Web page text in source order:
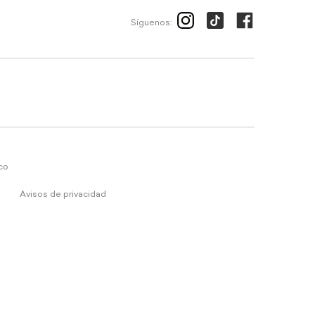
Síguenos:
Avisos de privacidad